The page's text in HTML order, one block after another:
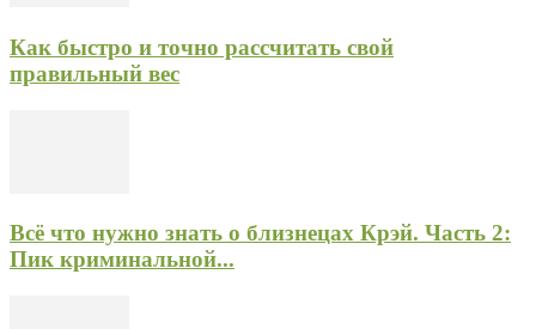
Как быстро и точно рассчитать свой
правильный вес
Всё что нужно знать о близнецах Крэй. Часть 2:
Пик криминальной...